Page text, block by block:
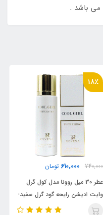
می باشد .
ناموجود
ادکلن زنانه فراگرنس ورد مدل دیوا
گلاموروس گرل رایحه گود گرل